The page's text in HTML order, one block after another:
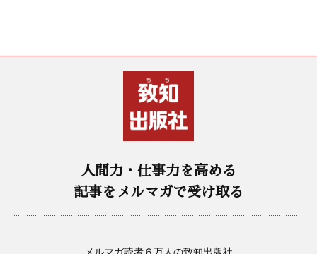
人間力・仕事力を高める
記事をメルマガで受け取る